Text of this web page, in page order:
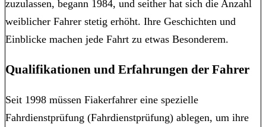
zuzulassen, begann 1984, und seither hat sich die Anzahl
weiblicher Fahrer stetig erhöht. Ihre Geschichten und
Einblicke machen jede Fahrt zu etwas Besonderem.
Qualifikationen und Erfahrungen der Fahrer
Seit 1998 müssen Fiakerfahrer eine spezielle
Fahrdienstprüfung (Fahrdienstprüfung) ablegen, um ihre